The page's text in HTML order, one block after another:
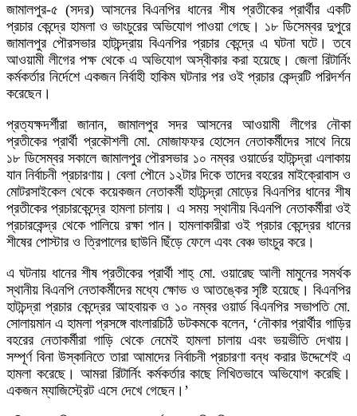
জামালপুর-৫ (সদর) আসনের বিএনপির ধানের শীষ প্রতীকের প্রার্থীর একটি
প্রচার কেন্দ্রে হামলা ও ভাংচুরের অভিযোগ পাওয়া গেছে। ১৮ ডিসেম্বর দুপুরে
জামালপুর পৌরসভার হাটচন্দ্রায় বিএনপির প্রচার কেন্দ্রে এ ঘটনা ঘটে। তবে
আওয়ামী লীগের পক্ষ থেকে এ অভিযোগ অস্বীকার করা হয়েছে। জেলা রিটার্নিং
কর্মকর্তার নির্দেশে একজন নির্বাহী হাকিম ঘটনার পর ওই প্রচার কেন্দ্রটি পরিদর্শন
করেছেন।
প্রত্যক্ষদর্শীরা জানান, জামালপুর সদর আসনের আওয়ামী লীগের নৌকা
প্রতীকের প্রার্থী প্রকৌশলী মো. মোজাফফর হোসেন নেতাকর্মীদের সাথে নিয়ে
১৮ ডিসেম্বর সকালে জামালপুর পৌরসভার ১০ নম্বর ওয়ার্ডের হাটচন্দ্রা এলাকায়
যান নির্বাচনী প্রচারণায়। বেলা পৌনে ১২টার দিকে তাদের বহরের মাইক্রোবাস ও
মোটরসাইকেল থেকে কয়েকজন নেতাকর্মী হাটচন্দ্রা মোড়ের বিএনপির ধানের শীষ
প্রতীকের প্রচারকেন্দ্রে হামলা চালায়। এ সময় স্থানীয় বিএনপি নেতাকর্মীরা ওই
প্রচারকেন্দ্র থেকে পালিয়ে রক্ষা পান। হামলাকারীরা ওই প্রচার কেন্দ্রের ধানের
শীষের পোস্টার ও ত্রিপালের ছাউনি ছিঁড়ে ফেলে এবং বেঞ্চ ভাংচুর করে।
এ ঘটনায় ধানের শীষ প্রতীকের প্রার্থী শাহ্ মো. ওয়ারেছ আলী মামুনের সমর্থক
স্থানীয় বিএনপি নেতাকর্মীদের মধ্যে ক্ষোভ ও আতঙ্কের সৃষ্টি হয়েছে। বিএনপির
হাটচন্দ্রা প্রচার কেন্দ্রের আহবায়ক ও ১০ নম্বর ওয়ার্ড বিএনপির সভাপতি মো.
সোলায়মান এ হামলা প্রসঙ্গে বাংলারচিঠি ডটকমকে বলেন, ‘নৌকার প্রার্থীর গাড়ির
বহরের নেতাকর্মীরা গাড়ি থেকে নেমেই হামলা চালায় এবং ভয়ভীতি দেখায়।
সম্পূর্ণ বিনা উস্কানিতে তারা আমাদের নির্বাচনী প্রচারণা বন্ধ করার উদ্দেশেই এ
হামলা করেছে। আমরা রিটার্নিং কর্মকর্তার কাছে লিখিতভাবে অভিযোগ করেছি।
একজন ম্যাজিস্ট্রেট এসে দেখে গেছেন।’